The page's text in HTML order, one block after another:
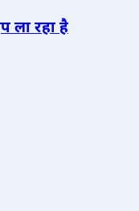
ला रहा है